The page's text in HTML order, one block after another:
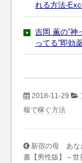
れる方法-
吉岡 薫の”
ってる”即効
2018-11-29
報で稼ぐ方法
新宿の母 あな
書【男性版】～世